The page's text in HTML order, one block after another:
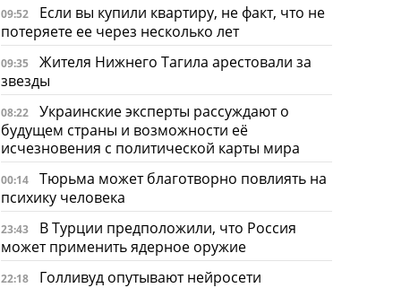
09:52
Если вы купили квартиру, не факт, что не
потеряете ее через несколько лет
09:35
Жителя Нижнего Тагила арестовали за
звезды
08:22
Украинские эксперты рассуждают о
будущем страны и возможности её
исчезновения с политической карты мира
00:14
Тюрьма может благотворно повлиять на
психику человека
23:43
В Турции предположили, что Россия
может применить ядерное оружие
22:18 Голливуд опутывают нейросети